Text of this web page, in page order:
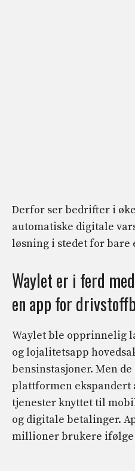
Derfor ser bedrifter i
automatiske digitale
løsning i stedet for bare
Waylet er i ferd
en app for
Waylet ble opprinnelig
og lojalitetsapp
bensinstasjoner. Men
plattformen ekspandert
tjenester knyttet til
og digitale betalinger.
millioner brukere ifølge